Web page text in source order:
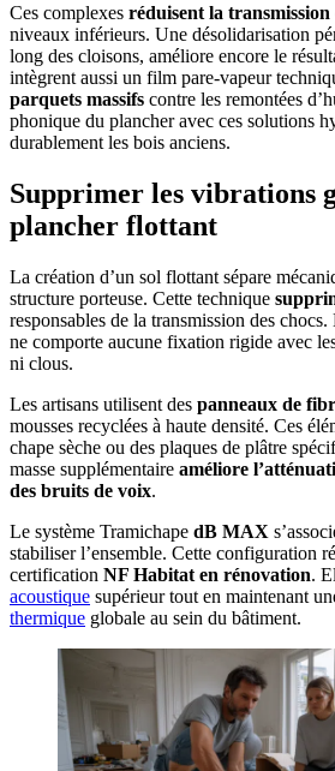
Ces complexes réduisent la
niveaux inférieurs. Une désolidarisation
long des cloisons, améliore encore le
intègrent aussi un film pare-vapeur
parquets massifs contre les remontées
phonique du plancher avec ces solutions
durablement les bois anciens.
Supprimer les vibrations
plancher flottant
La création d’un sol flottant sépare
structure porteuse. Cette technique
responsables de la transmission des
ne comporte aucune fixation rigide avec
ni clous.
Les artisans utilisent des panneaux de
mousses recyclées à haute densité. Ces
chape sèche ou des plaques de plâtre
masse supplémentaire améliore
des bruits de voix.
Le système Tramichape dB MAX
stabiliser l’ensemble. Cette configuration
certification NF Habitat en rénovation.
acoustique supérieur tout en maintenant
thermique globale au sein du bâtiment.